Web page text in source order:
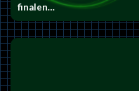
finalen…